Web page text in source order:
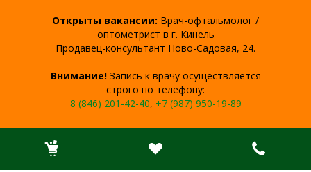
Открыты вакансии: Врач-офтальмолог /
оптометрист в г. Кинель
Продавец-консультант Ново-Садовая, 24.
Внимание!Запись к врачу осуществляется
строго по телефону:
8 (846) 201-42-40, +7 (987) 950-19-89